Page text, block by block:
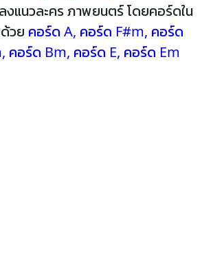
งแนวละคร ภาพยนตร์ โดยคอร์ดใน
วย คอร์ด A, คอร์ด F#m, คอร์ด
, คอร์ด Bm, คอร์ด E, คอร์ด Em